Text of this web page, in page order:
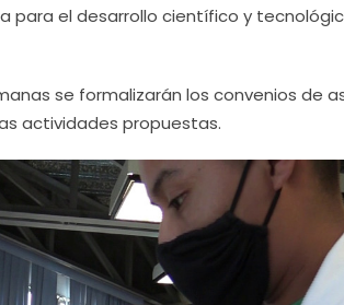
para el desarrollo científico y
se formalizarán los convenios de
actividades propuestas.